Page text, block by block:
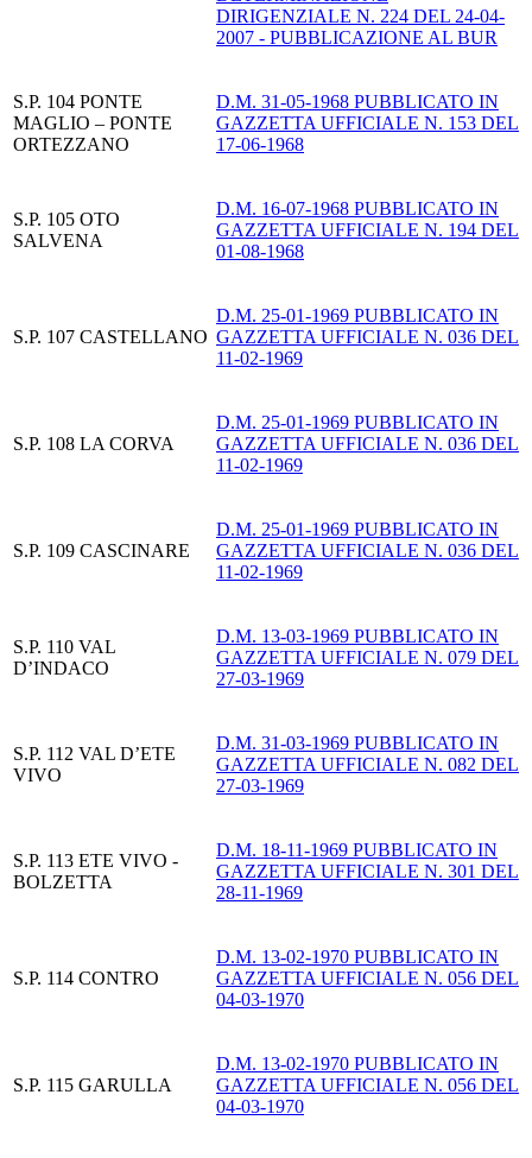
DIRIGENZIALE N. 224 DEL 24-04-
2007 - PUBBLICAZIONE AL BUR
S.P. 104 PONTE
MAGLIO – PONTE
ORTEZZANO
D.M. 31-05-1968 PUBBLICATO IN
GAZZETTA UFFICIALE N. 153 DEL
17-06-1968
S.P. 105 OTO
SALVENA
D.M. 16-07-1968 PUBBLICATO IN
GAZZETTA UFFICIALE N. 194 DEL
01-08-1968
S.P. 107 CASTELLANO
D.M. 25-01-1969 PUBBLICATO IN
GAZZETTA UFFICIALE N. 036 DEL
11-02-1969
S.P. 108 LA CORVA
D.M. 25-01-1969 PUBBLICATO IN
GAZZETTA UFFICIALE N. 036 DEL
11-02-1969
S.P. 109 CASCINARE
D.M. 25-01-1969 PUBBLICATO IN
GAZZETTA UFFICIALE N. 036 DEL
11-02-1969
S.P. 110 VAL
D’INDACO
D.M. 13-03-1969 PUBBLICATO IN
GAZZETTA UFFICIALE N. 079 DEL
27-03-1969
S.P. 112 VAL D’ETE
VIVO
D.M. 31-03-1969 PUBBLICATO IN
GAZZETTA UFFICIALE N. 082 DEL
27-03-1969
S.P. 113 ETE VIVO -
BOLZETTA
D.M. 18-11-1969 PUBBLICATO IN
GAZZETTA UFFICIALE N. 301 DEL
28-11-1969
S.P. 114 CONTRO
D.M. 13-02-1970 PUBBLICATO IN
GAZZETTA UFFICIALE N. 056 DEL
04-03-1970
S.P. 115 GARULLA
D.M. 13-02-1970 PUBBLICATO IN
GAZZETTA UFFICIALE N. 056 DEL
04-03-1970